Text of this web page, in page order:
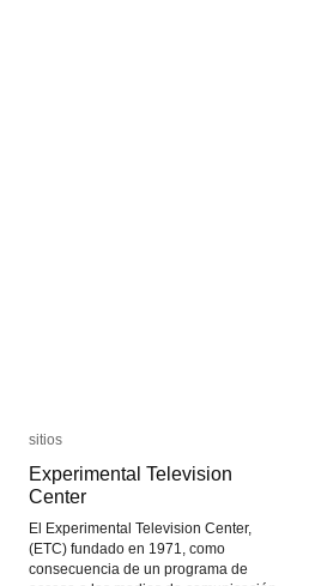
sitios
Experimental Television
Center
El Experimental Television Center,
(ETC) fundado en 1971, como
consecuencia de un programa de
sitios
Experimental Television
Center